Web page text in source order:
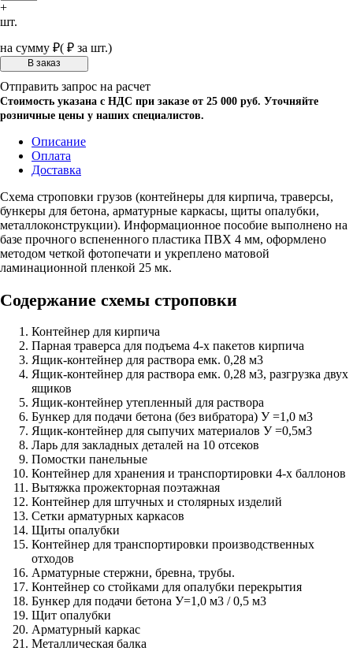
+
шт.
на сумму ₽( ₽ за шт.)
Отправить запрос на расчет
Стоимость указана с НДС при заказе от 25 000 руб. Уточняйте
розничные цены у наших специалистов.
Описание
Оплата
Доставка
Схема строповки грузов (контейнеры для кирпича, траверсы,
бункеры для бетона, арматурные каркасы, щиты опалубки,
металлоконструкции). Информационное пособие выполнено на
базе прочного вспененного пластика ПВХ 4 мм, оформлено
методом четкой фотопечати и укреплено матовой
ламинационной пленкой 25 мк.
Содержание схемы строповки
Контейнер для кирпича
Парная траверса для подъема 4-х пакетов кирпича
Ящик-контейнер для раствора емк. 0,28 м3
Ящик-контейнер для раствора емк. 0,28 м3, разгрузка двух
ящиков
Ящик-контейнер утепленный для раствора
Бункер для подачи бетона (без вибратора) У =1,0 м3
Ящик-контейнер для сыпучих материалов У =0,5м3
Ларь для закладных деталей на 10 отсеков
Помостки панельные
Контейнер для хранения и транспортировки 4-х баллонов
Вытяжка прожекторная поэтажная
Контейнер для штучных и столярных изделий
Сетки арматурных каркасов
Щиты опалубки
Контейнер для транспортировки производственных
отходов
Арматурные стержни, бревна, трубы.
Контейнер со стойками для опалубки перекрытия
Бункер для подачи бетона У=1,0 м3 / 0,5 м3
Щит опалубки
Арматурный каркас
Металлическая балка